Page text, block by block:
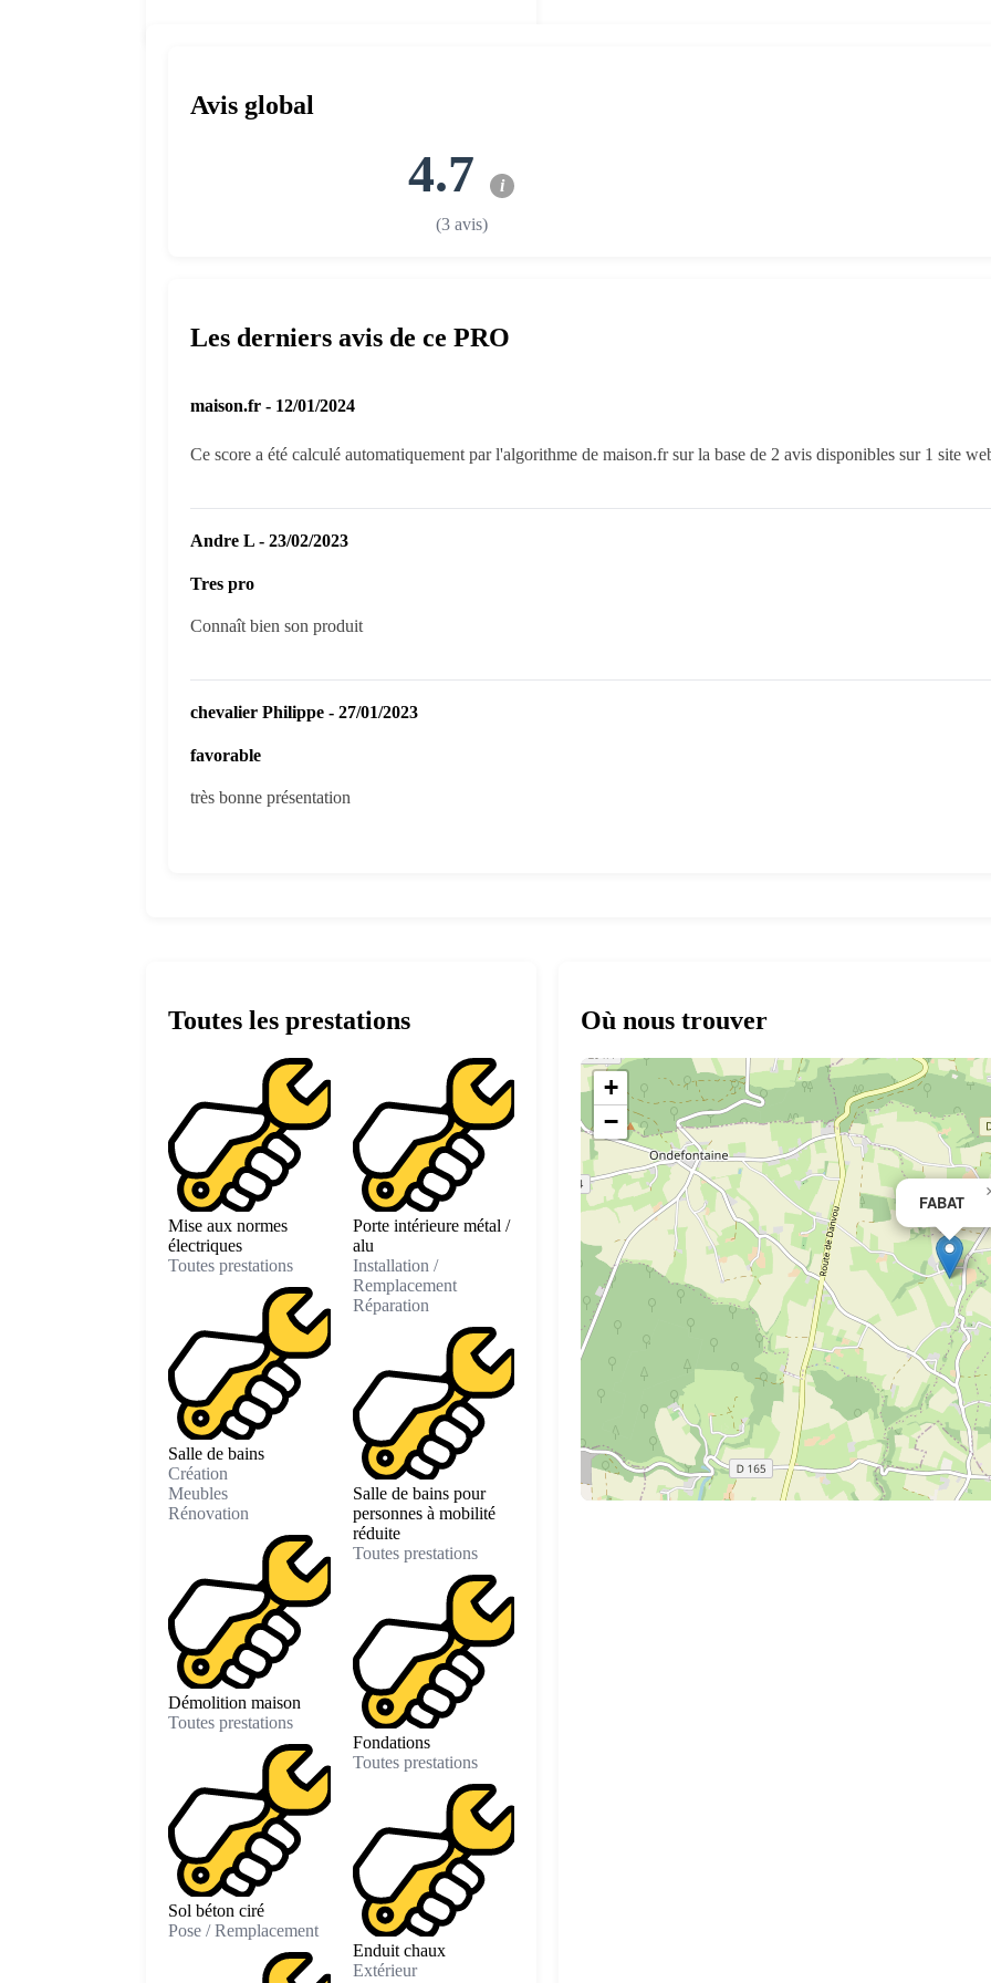
Toutes les prestations
Mise aux normes
électriques
Toutes prestations
Salle de bains
Création
Meubles
Rénovation
Démolition maison
Toutes prestations
Sol béton ciré
Pose / Remplacement
Porte intérieure métal /
alu
Installation /
Remplacement
Réparation
Salle de bains pour
personnes à mobilité
réduite
Toutes prestations
Fondations
Toutes prestations
Enduit chaux
Extérieur
Avis global
4.7 i
(3 avis)
Les derniers avis de ce PRO
maison.fr - 12/01/2024
Ce score a été calculé automatiquement par l'algorithme de maison.fr sur la base de 2 avis disponibles sur 1 site
Andre L - 23/02/2023
Tres pro
Connaît bien son produit
chevalier Philippe - 27/01/2023
favorable
très bonne présentation
Où nous trouver
FABAT
+
−